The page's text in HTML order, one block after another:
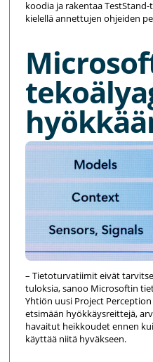
koodia ja rakentaa
kielellä annettujen ohjeiden
– Tietoturvatiimit eivät
tuloksia, sanoo Microsoftin
Yhtiön uusi Project
etsimään hyökkäysreittejä,
havaitut heikkoudet ennen
käyttää niitä hyväkseen.